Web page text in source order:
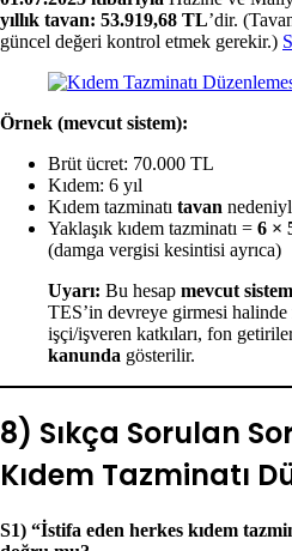
yıllık tavan: 53.919,68 TL’dir.
güncel değeri kontrol etmek gerekir.)
Örnek (mevcut sistem):
Brüt ücret: 70.000 TL
Kıdem: 6 yıl
Kıdem tazminatı tavan
Yaklaşık kıdem tazminatı = 6 ×
(damga vergisi kesintisi ayrıca)
Uyarı: Bu hesap mevcut sistem
TES’in devreye girmesi halinde
işçi/işveren katkıları, fon
kanunda gösterilir.
8) Sıkça Sorulan
Kıdem Tazminatı
S1) “İstifa eden herkes kıdem